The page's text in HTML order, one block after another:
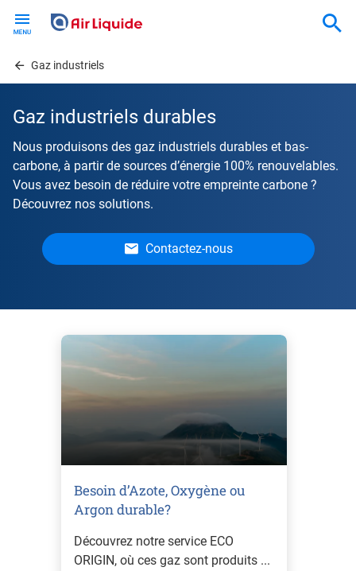
contentGaz industriels
Gaz industriels durables
Nous produisons des gaz industriels durables et bas-
carbone, à partir de sources d’énergie 100% renouvelables.
Vous avez besoin de réduire votre empreinte carbone ?
Découvrez nos solutions.
Contactez-nous
Besoin d’Azote, Oxygène ou
Argon durable?
Découvrez notre service ECO
ORIGIN, où ces gaz sont produits ...